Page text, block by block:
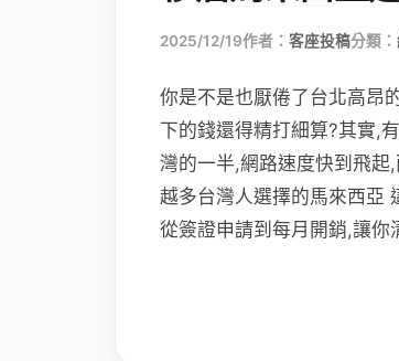
2025/12/19作者： 客座投稿分類：
你是不是也厭倦了台北高昂
下的錢還得精打細算?其實,
灣的一半,網路速度快到飛起
越多台灣人選擇的馬來西亞
從簽證申請到每月開銷,讓你